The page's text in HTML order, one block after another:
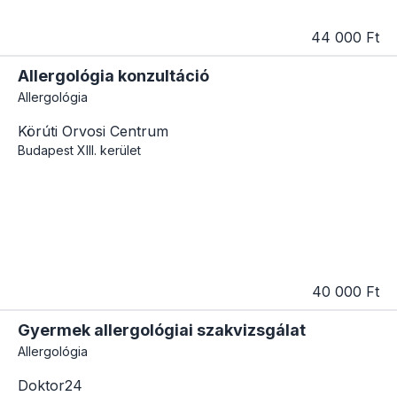
44 000 Ft
Allergológia konzultáció
Allergológia
Körúti Orvosi Centrum
Budapest XIII. kerület
40 000 Ft
Gyermek allergológiai szakvizsgálat
Allergológia
Doktor24